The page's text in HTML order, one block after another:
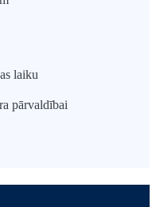
laiku
pārvaldībai